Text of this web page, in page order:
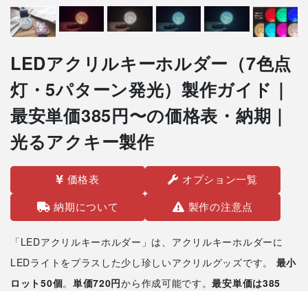
LEDアクリルキーホルダー（7色点
灯・5パターン発光）製作ガイド｜
最安単価385円〜の価格表・納期｜
光るアクキー製作
価格表 オプション一覧
納期について 製作の注意点
「LEDアクリルキーホルダー」は、アクリルキーホルダーに
LEDライトをプラスした少し珍しいアクリルグッズです。 最小
ロット50個。 単価720円から作成可能です。最安単価は385